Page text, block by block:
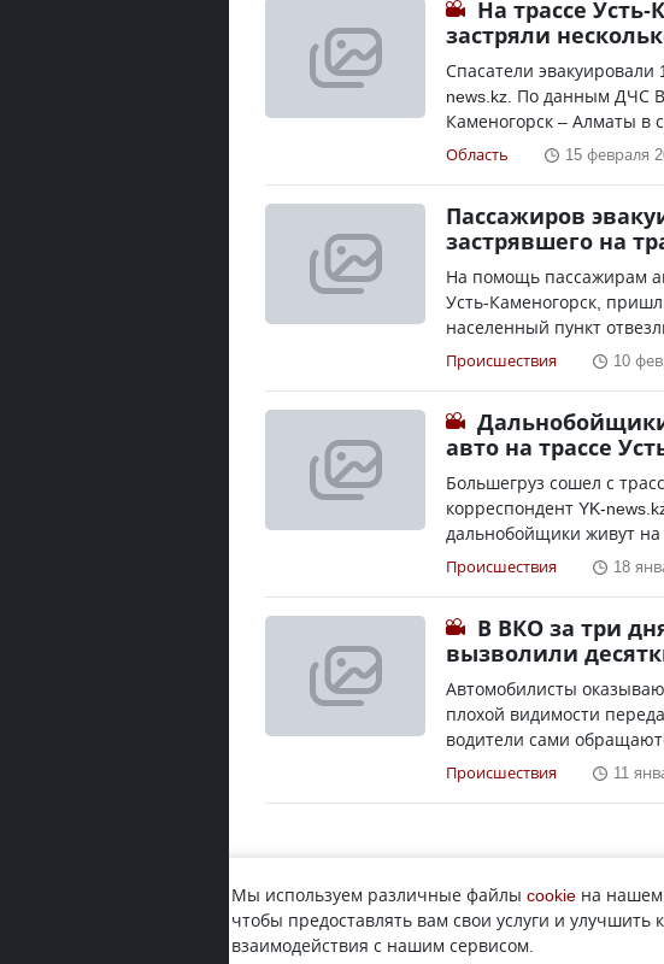
На трассе
застряли
Спасатели эвакуировали
news.kz. По данным ДЧС
Каменогорск – Алматы в
Область 15 февраля
Пассажиров
застрявшего на
На помощь пассажирам
Усть-Каменогорск,
населенный пункт
Происшествия 10
авто на трассе
Большегруз сошел с
корреспондент YK-
дальнобойщики живут на
Происшествия 18
В ВКО за три
вызволили
Автомобилисты
плохой видимости
водители сами
Происшествия 11
Мы используем различные файлы cookie на нашем
чтобы предоставлять вам свои услуги и улучшить
взаимодействия с нашим сервисом.